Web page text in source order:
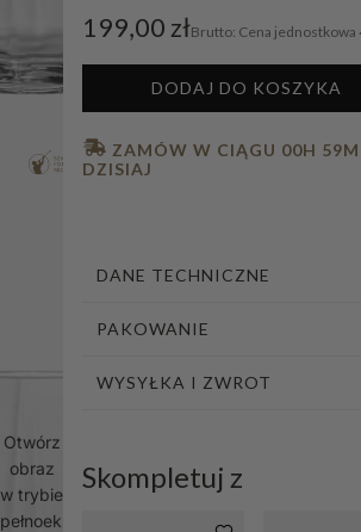
Otwórz
obraz
w trybie
pełnoekranowym
199,00 zł Cena jednostkowa
DODAJ DO KOSZYKA
DANE TECHNICZNE
PAKOWANIE
WYSYŁKA I ZWROT
Skompletuj z
ZAMÓW W CIĄGU 00H
DZISIAJ